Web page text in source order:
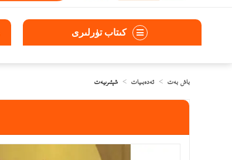
كىتاب تۈرلىرى
باش بەت ئەدەبىيات شېئىرىيەت